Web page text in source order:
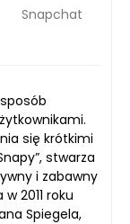
Snapchat
się krótkimi
stwarza
i zabawny
2011 roku
Spiegela,